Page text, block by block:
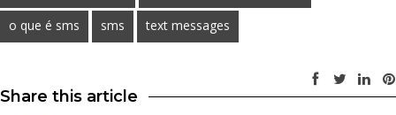
o que é sms sms text messages
Share this article